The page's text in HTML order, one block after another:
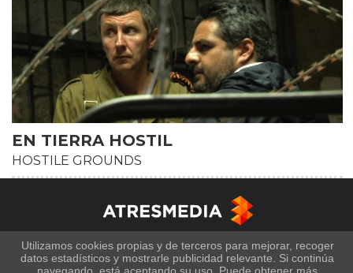
EN TIERRA HOSTIL
HOSTILE GROUNDS
Copyright © Atresmedia Corporación de Medios de
Utilizamos cookies propias y de terceros para mejorar, recoger
datos estadísticos y mostrarle publicidad relevante. Si continúa